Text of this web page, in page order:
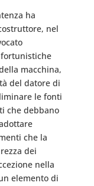
ha
nel
macchina,
del datore di
le fonti
che debbano
che la
dei
nella
elemento di